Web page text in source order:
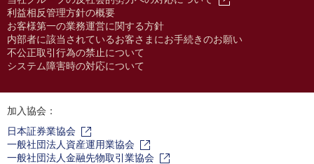
利益相反管理方針の概要
お客様第一の業務運営に関する方針
内部者に該当されているお客さまにお手続きのお願い
不公正取引行為の禁止について
システム障害時の対応について
加入協会：
日本証券業協会
一般社団法人資産運用業協会
一般社団法人金融先物取引業協会